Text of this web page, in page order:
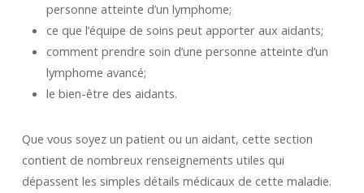
personne atteinte d’un lymphome;
ce que l’équipe de soins peut apporter aux aidants;
comment prendre soin d’une personne atteinte d’un
lymphome avancé;
le bien-être des aidants.
Que vous soyez un patient ou un aidant, cette section
contient de nombreux renseignements utiles qui
dépassent les simples détails médicaux de cette maladie.